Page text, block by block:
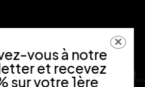
vous à notre
et recevez
sur votre 1ère
✕